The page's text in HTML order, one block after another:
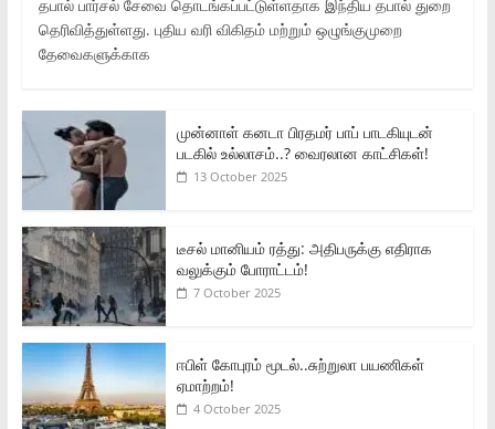
தபால் பார்சல் சேவை தொடங்கப்பட்டுள்ளதாக இந்திய தபால் துறை
தெரிவித்துள்ளது. புதிய வரி விகிதம் மற்றும் ஒழுங்குமுறை
தேவைகளுக்காக
முன்னாள் கனடா பிரதமர் பாப் பாடகியுடன்
படகில் உல்லாசம்..? வைரலான காட்சிகள்!
13 October 2025
டீசல் மானியம் ரத்து: அதிபருக்கு எதிராக
வலுக்கும் போராட்டம்!
7 October 2025
ஈபிள் கோபுரம் மூடல்..சுற்றுலா பயணிகள்
ஏமாற்றம்!
4 October 2025